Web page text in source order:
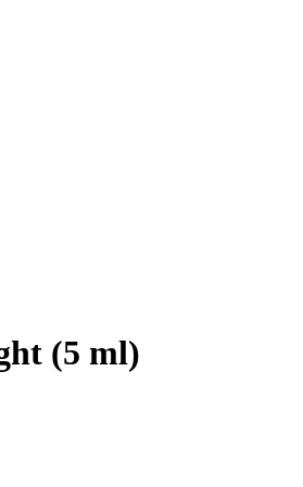
(5 ml)